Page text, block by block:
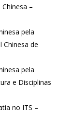
–
pela
Chinesa de
pela
e Disciplinas
no ITS –